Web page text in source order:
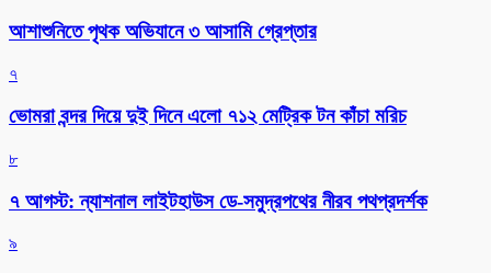
আশাশুনিতে পৃথক অভিযানে ৩ আসামি গ্রেপ্তার
৭
ভোমরা বন্দর দিয়ে দুই দিনে এলো ৭১২ মেট্রিক টন কাঁচা মরিচ
৮
৭ আগস্ট: ন্যাশনাল লাইটহাউস ডে-সমুদ্রপথের নীরব পথপ্রদর্শক
৯